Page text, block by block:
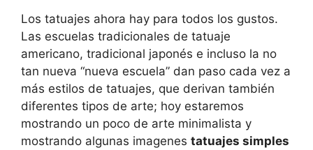
Los tatuajes ahora hay para todos los gustos.
Las escuelas tradicionales de tatuaje
americano, tradicional japonés e incluso la no
tan nueva “nueva escuela” dan paso cada vez a
más estilos de tatuajes, que derivan también
diferentes tipos de arte; hoy estaremos
mostrando un poco de arte minimalista y
mostrando algunas imagenes tatuajes simples